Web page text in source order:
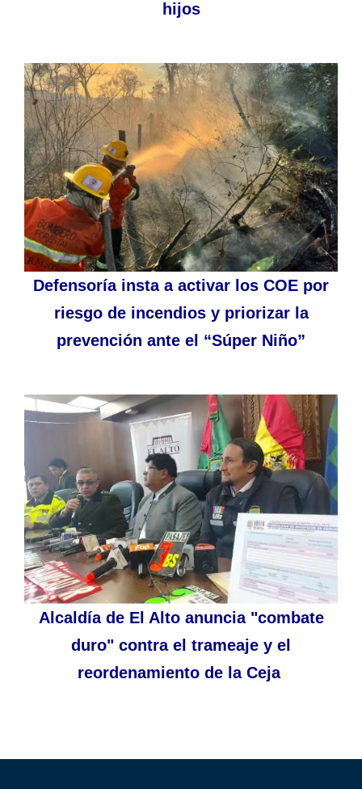
hijos
Defensoría insta a activar los COE por
riesgo de incendios y priorizar la
prevención ante el “Súper Niño”
Alcaldía de El Alto anuncia "combate
duro" contra el trameaje y el
reordenamiento de la Ceja